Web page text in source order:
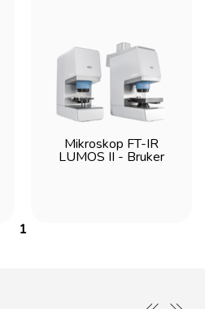
Mikroskop FT-IR
LUMOS II - Bruker
1